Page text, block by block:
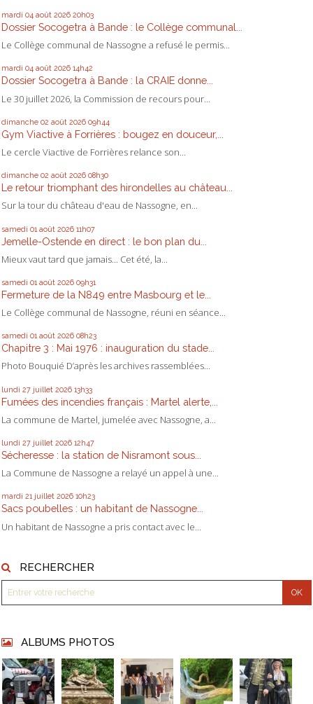
mardi 04 août 2026 20h03
Dossier Socogetra à Bande : le Collège communal...
Le Collège communal de Nassogne a refusé le permis...
mardi 04 août 2026 14h42
Dossier Socogetra à Bande : la CRAIE donne...
Le 30 juillet 2026, la Commission de recours pour...
dimanche 02 août 2026 09h44
Gym Viactive à Forrières : bougez en douceur,...
Le cercle Viactive de Forrières relance son...
dimanche 02 août 2026 08h30
Le retour triomphant des hirondelles au château...
Sur la tour du château d'eau de Nassogne, en...
samedi 01 août 2026 11h07
Jemelle-Ostende en direct : le bon plan du...
Mieux vaut tard que jamais... Cet été, la...
samedi 01 août 2026 09h31
Fermeture de la N849 entre Masbourg et le...
Le Collège communal de Nassogne, réuni en séance...
samedi 01 août 2026 08h23
Chapitre 3 : Mai 1976 : inauguration du stade...
Photo Bouquié D’après les archives rassemblées...
lundi 27 juillet 2026 13h33
Fumées des incendies français : Martel alerte,...
La commune de Martel, jumelée avec Nassogne, a...
lundi 27 juillet 2026 12h47
Sécheresse : la station de Nisramont sous...
La Commune de Nassogne a relayé un appel à une...
mardi 21 juillet 2026 10h23
Sacs poubelles : un habitant de Nassogne...
Un habitant de Nassogne a pris contact avec le...
RECHERCHER
ALBUMS PHOTOS